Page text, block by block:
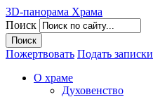
3D-панорама Храма
Поиск
Пожертвовать Подать записки
О храме
Духовенство